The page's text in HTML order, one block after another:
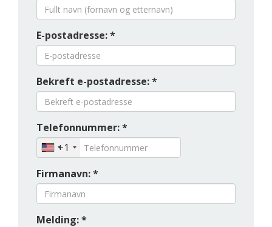
E-postadresse: *
Bekreft e-postadresse: *
Telefonnummer: *
+1
Firmanavn: *
Melding: *